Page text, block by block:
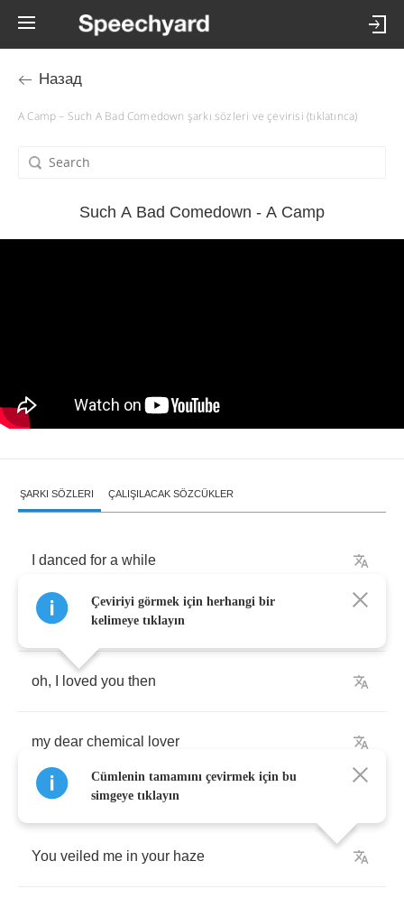
Назад
A Camp – Such A Bad Comedown şarkı sözleri ve çevirisi (tıklatınca)
Such A Bad Comedown - A Camp
ŞARKI SÖZLERI ÇALIŞILACAK SÖZCÜKLER
danced for a while
and my moves would make
oh, loved you then
my dear chemical lover
You veiled me in your haze
Çeviriyi görmek için herhangi bir
kelimeye tıklayın
Cümlenin tamamını çevirmek için bu
simgeye tıklayın